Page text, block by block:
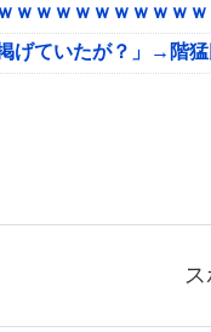
ｗｗｗｗｗｗｗｗ
ていたが？」→階
ス